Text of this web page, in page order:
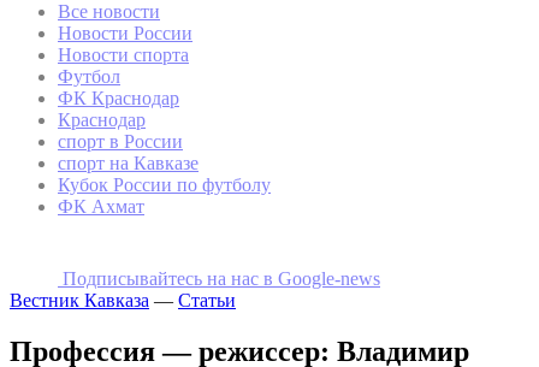
Все новости
Новости России
Новости спорта
Футбол
ФК Краснодар
Краснодар
спорт в России
спорт на Кавказе
Кубок России по футболу
ФК Ахмат
Подписывайтесь на наc в Google-news
Вестник Кавказа — Статьи
Профессия — режиссер: Владимир